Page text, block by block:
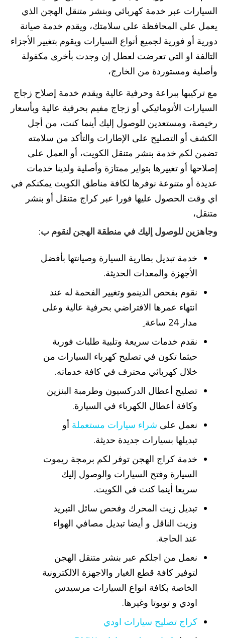
السيارات عبر خدمة كهربائي وبنشر متنقل الهجن الذي
يعمل على المحافظة على سلامتك، ويقدم خدمة صيانة
دورية أو فورية لجميع أنواع السيارات ويقوم بتغيير الأجزاء
التالفة او التي تعرضت لعطل إن وجدت بأخرى مكفولة
وأصلية ومستوردة من الخارج،
مع تركيبها ببراعة وحرفية عالية ويقدم خدمة إصلاح زجاج
السيارات الأتوماتيكي أو زجاج مفيم بحرفية عالية وبأسعار
رخيصة، ومستعدين للوصول إليك أينما كنت، من أجل
الكشف أو التصليح على الإطارات والتأكد من سلامته
تضمن لكم خدمة بنشر متنقل الكويت، أو العمل على
إصلاحها أو تغييرها بتواير ممتازة وأصلية ولدينا خدمات
عديدة أو متنوعة نوفرها لكافة مناطق الكويت يمكنكم في
اي وقت الحصول عليها فورا عبر كراج متنقل أو بنشر
متنقل،
وجاهزين للوصول إليك في منطقة الهجن لنقوم ب:
خدمة تبديل بطارية السيارة وصيانتها بأفضل
الأجهزة والمعدات الحديثة.
نقوم بفحص الدينمو وتغيير الفحمة له عند
انتهاء عمرها الافتراضي بحرفية عالية وعلى
مدار 24 ساعة ِ
نقدم خدمات سريعة وتلبية طلبات فورية
حيثما تكون في تصليح كهرباء السيارات من
خلال كهربائي محترف في كافة خدماته.
تصليح أعطال الدركسيون وطرمبة البنزين
وكافة أعطال الكهرباء في السيارة.
نعمل على شراء سيارات مستعملة أو
تبديلها بسيارات جديدة حديثة.
خدمة كراج الهجن توفر لكم برمجة ريموت
السيارة وفتح السيارات والوصول إليك
سريعا أينما كنت في الكويت.
تبديل زيت المحرك وفحص سائل التبريد
وزيت الناقل و أيضا تبديل مصافي الهواء
عند الحاجة.
نعمل من اجلكم عبر بنشر متنقل الهجن
لتوفير كافة قطع الغيار والاجهزة الالكترونية
الخاصة بكافة انواع السيارات مرسيدس
اودي و تويوتا وغيرها.
كراج تصليح سيارات اودي